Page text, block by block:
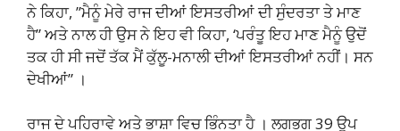
ਨੇ ਕਿਹਾ, ”ਮੈਨੂੰ ਮੇਰੇ ਰਾਜ ਦੀਆਂ ਇਸਤਰੀਆਂ ਦੀ ਸੁੰਦਰਤਾ ਤੇ ਮਾਣ
ਹੈ” ਅਤੇ ਨਾਲ ਹੀ ਉਸ ਨੇ ਇਹ ਵੀ ਕਿਹਾ, ‘ਪਰੰਤੂ ਇਹ ਮਾਣ ਮੈਨੂੰ ਉਦੋਂ
ਤਕ ਹੀ ਸੀ ਜਦੋਂ ਤੱਕ ਮੈਂ ਕੁੱਲੂ-ਮਨਾਲੀ ਦੀਆਂ ਇਸਤਰੀਆਂ ਨਹੀਂ। ਸਨ
ਦੇਖੀਆਂ” ।
ਰਾਜ ਦੇ ਪਹਿਰਾਵੇ ਅਤੇ ਭਾਸ਼ਾ ਵਿਚ ਭਿੰਨਤਾ ਹੈ । ਲਗਭਗ 39 ਉਪ